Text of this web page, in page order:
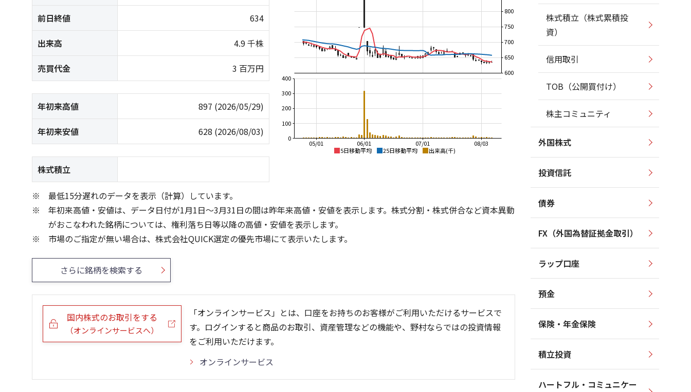
前日終値 634
出来高 4.9 千株
売買代金 3 百万円
年初来高値 897 (2026/05/29)
年初来安値 628 (2026/08/03)
株式積立
5日移動平均 25日移動平均 出来高(千)
08/03
07/01
06/01
05/01
600
650
700
750
800
0
100
200
300
400
1,000
0
500
6,000
0
最低15分遅れのデータを表示（計算）しています。
年初来高値・安値は、データ日付が1月1日～3月31日の間は昨年来高値・安値を表示します。株式分割・株式併合など資本異動
がおこなわれた銘柄については、権利落ち日等以降の高値・安値を表示します。
市場のご指定が無い場合は、株式会社QUICK選定の優先市場にて表示いたします。
さらに銘柄を検索する
国内株式のお取引をする
（オンラインサービスへ）
「オンラインサービス」とは、口座をお持ちのお客様がご利用いただけるサービスで
す。ログインすると商品のお取引、資産管理などの機能や、野村ならではの投資情報
をご利用いただけます。
オンラインサービス
株式積立（株式累積投
資）
信用取引
TOB（公開買付け）
株主コミュニティ
外国株式
投資信託
債券
FX（外国為替証拠金取引）
ラップ口座
預金
保険・年金保険
積立投資
ハートフル・コミュニケー